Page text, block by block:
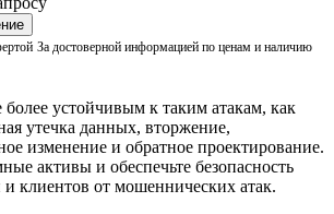
За достоверной информацией по ценам и наличию
устойчивым к таким атакам, как
утечка данных, вторжение,
изменение и обратное проектирование.
активы и обеспечьте безопасность
клиентов от мошеннических атак.